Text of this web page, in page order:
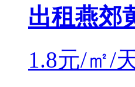
出租燕郊
1.8元/㎡/